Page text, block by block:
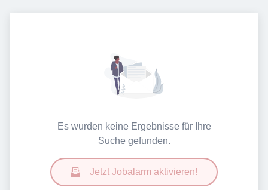
Es wurden keine Ergebnisse für Ihre
Suche gefunden.
Jetzt Jobalarm aktivieren!